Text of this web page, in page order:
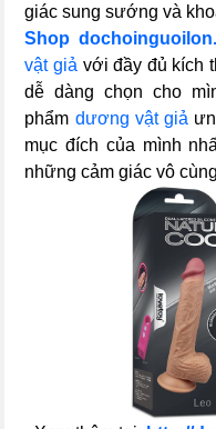
giác sung sướng và
Shop
vật giả với đầy đủ kích
dễ dàng chọn cho
phẩm dương vật giả
mục đích của mình
những cảm giác vô